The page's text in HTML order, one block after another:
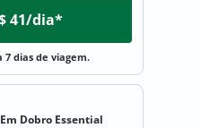
41/dia*
dias de viagem.
Dobro Essential